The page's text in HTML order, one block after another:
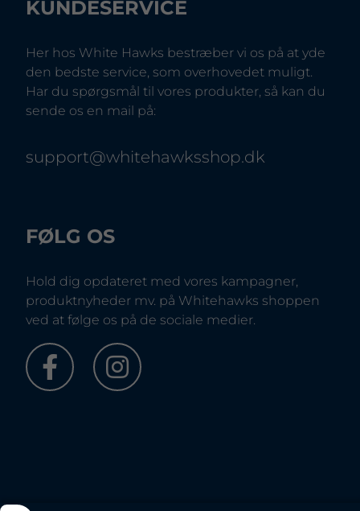
KUNDESERVICE
Her hos White Hawks bestræber vi os på at yde
den bedste service, som overhovedet muligt.
Har du spørgsmål til vores produkter, så kan du
sende os en mail på:
support@whitehawksshop.dk
FØLG OS
Hold dig opdateret med vores kampagner,
produktnyheder mv. på Whitehawks shoppen
ved at følge os på de sociale medier.